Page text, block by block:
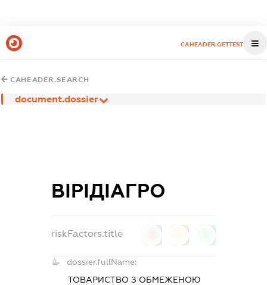
CAHEADER.GETTEST
CAHEADER.SEARCH
document.dossier
ВІРІДІАГРО
riskFactors.title
dossier.fullName:
ТОВАРИСТВО З ОБМЕЖЕНОЮ